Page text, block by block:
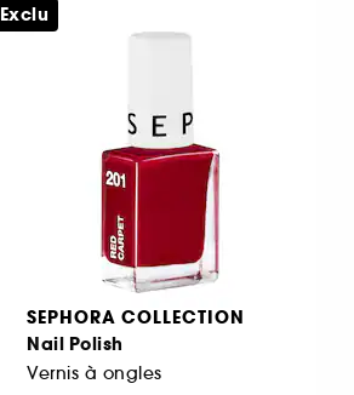
SEPHORA COLLECTION
Nail Polish
Vernis à ongles
Exclu